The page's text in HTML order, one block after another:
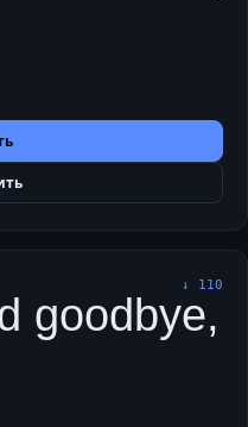
↓ 110
goodbye,